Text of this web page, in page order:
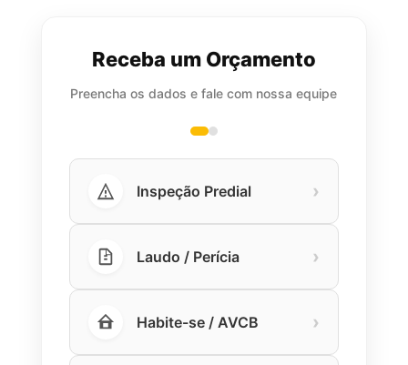
Receba um Orçamento
Preencha os dados e fale com nossa equipe
Inspeção Predial ›
Laudo / Perícia ›
Habite-se / AVCB ›